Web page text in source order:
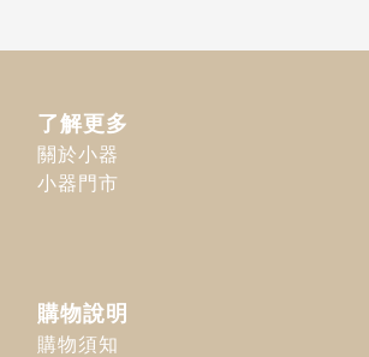
了解更多
關於小器
小器門市
購物說明
購物須知